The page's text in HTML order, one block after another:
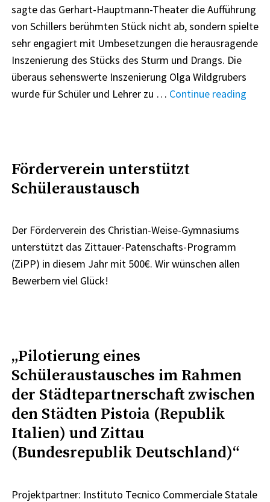
sagte das Gerhart-Hauptmann-Theater die Aufführung
von Schillers berühmten Stück nicht ab, sondern spielte
sehr engagiert mit Umbesetzungen die herausragende
Inszenierung des Stücks des Sturm und Drangs. Die
überaus sehenswerte Inszenierung Olga Wildgrubers
wurde für Schüler und Lehrer zu … Continue reading
Förderverein unterstützt
Schüleraustausch
Der Förderverein des Christian-Weise-Gymnasiums
unterstützt das Zittauer-Patenschafts-Programm
(ZiPP) in diesem Jahr mit 500€. Wir wünschen allen
Bewerbern viel Glück!
„Pilotierung eines
Schüleraustausches im Rahmen
der Städtepartnerschaft zwischen
den Städten Pistoia (Republik
Italien) und Zittau
(Bundesrepublik Deutschland)“
Projektpartner: Instituto Tecnico Commerciale Statale